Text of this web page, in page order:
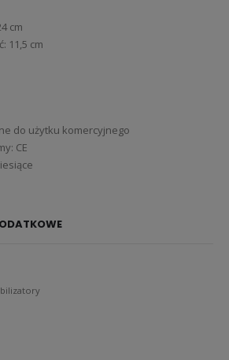
cm
11,5 cm
do użytku komercyjnego
CE